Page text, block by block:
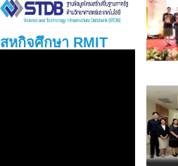
สหกิจศึกษา RMIT